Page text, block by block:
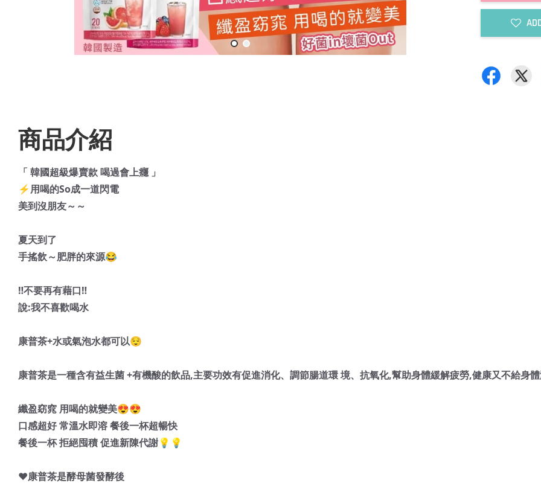
商品介紹
「 韓國超級爆賣款 喝過會上癮 」
⚡️用喝的So成一道閃電
美到沒朋友～～
夏天到了
手搖飲～肥胖的來源😂
‼️不要再有藉口‼️
說:我不喜歡喝水
康普茶+水或氣泡水都可以😌
康普茶是一種含有益生菌 +有機酸的飲品,主要功效有促進消化、調節腸道環 境、抗氧化,幫助身體緩解疲勞,健康又不給身體
纖盈窈窕 用喝的就變美😍😍
口感超好 常溫水即溶 餐後一杯超暢快
餐後一杯 拒絕囤積 促進新陳代謝💡💡
❤️康普茶是酵母菌發酵後